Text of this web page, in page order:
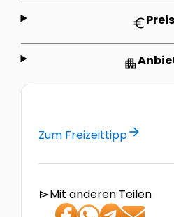
euro
apartment
Zum Freizeittipparrow_forward
sendMit anderen Teilen